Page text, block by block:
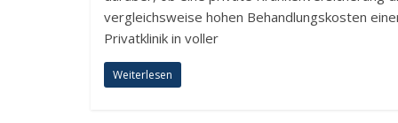
vergleichsweise hohen Behandlungskosten
Privatklinik in voller
Weiterlesen